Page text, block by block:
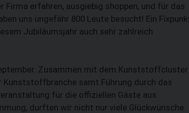
erfahren, ausgiebig shoppen, und für das
uns ungefähr 800 Leute besucht! Ein
Jubiläumsjahr auch sehr zahlreich
Zusammen mit dem Kunststoffcluster
samt Führung durch das
für die offiziellen Gäste aus
durften wir nicht nur viele Glückwünsche